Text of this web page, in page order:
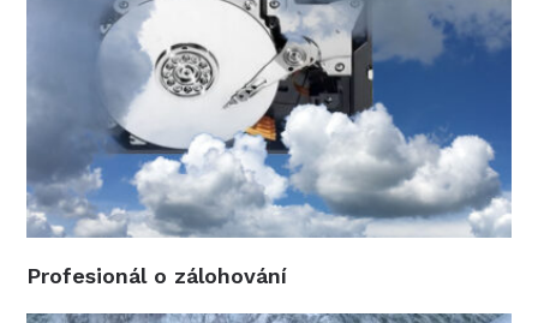
Profesionál o zálohování